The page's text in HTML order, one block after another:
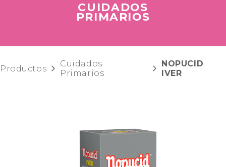
CUIDADOS
PRIMARIOS
Productos
Cuidados
Primarios
NOPUCID
IVER